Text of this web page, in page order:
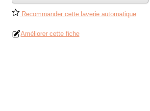
Recommander cette laverie automatique
Améliorer cette fiche